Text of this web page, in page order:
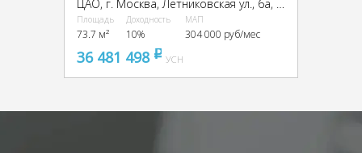
ЦАО, г. Москва, Летниковская ул., 6а, стр. 1,2,3,7,10
Площадь
73.7 м²
Доходность
10%
МАП
304 000 руб/мес
36 481 498 pуб
УСН